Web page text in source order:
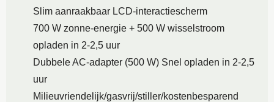
Slim aanraakbaar LCD-interactiescherm
700 W zonne-energie + 500 W wisselstroom
opladen in 2-2,5 uur
Dubbele AC-adapter (500 W) Snel opladen in 2-2,5
uur
Milieuvriendelijk/gasvrij/stiller/kostenbesparend